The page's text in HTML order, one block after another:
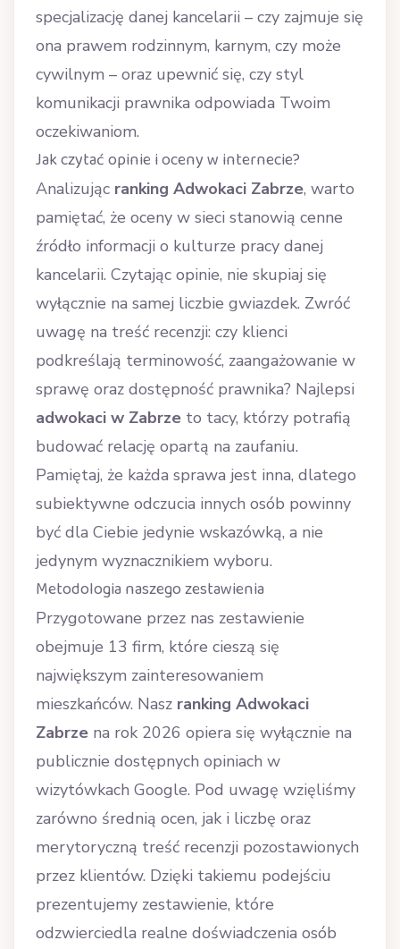
specjalizację danej kancelarii – czy zajmuje się
ona prawem rodzinnym, karnym, czy może
cywilnym – oraz upewnić się, czy styl
komunikacji prawnika odpowiada Twoim
oczekiwaniom.
Jak czytać opinie i oceny w internecie?
Analizując ranking Adwokaci Zabrze, warto
pamiętać, że oceny w sieci stanowią cenne
źródło informacji o kulturze pracy danej
kancelarii. Czytając opinie, nie skupiaj się
wyłącznie na samej liczbie gwiazdek. Zwróć
uwagę na treść recenzji: czy klienci
podkreślają terminowość, zaangażowanie w
sprawę oraz dostępność prawnika? Najlepsi
adwokaci w Zabrze to tacy, którzy potrafią
budować relację opartą na zaufaniu.
Pamiętaj, że każda sprawa jest inna, dlatego
subiektywne odczucia innych osób powinny
być dla Ciebie jedynie wskazówką, a nie
jedynym wyznacznikiem wyboru.
Metodologia naszego zestawienia
Przygotowane przez nas zestawienie
obejmuje 13 firm, które cieszą się
największym zainteresowaniem
mieszkańców. Nasz ranking Adwokaci
Zabrze na rok 2026 opiera się wyłącznie na
publicznie dostępnych opiniach w
wizytówkach Google. Pod uwagę wzięliśmy
zarówno średnią ocen, jak i liczbę oraz
merytoryczną treść recenzji pozostawionych
przez klientów. Dzięki takiemu podejściu
prezentujemy zestawienie, które
odzwierciedla realne doświadczenia osób